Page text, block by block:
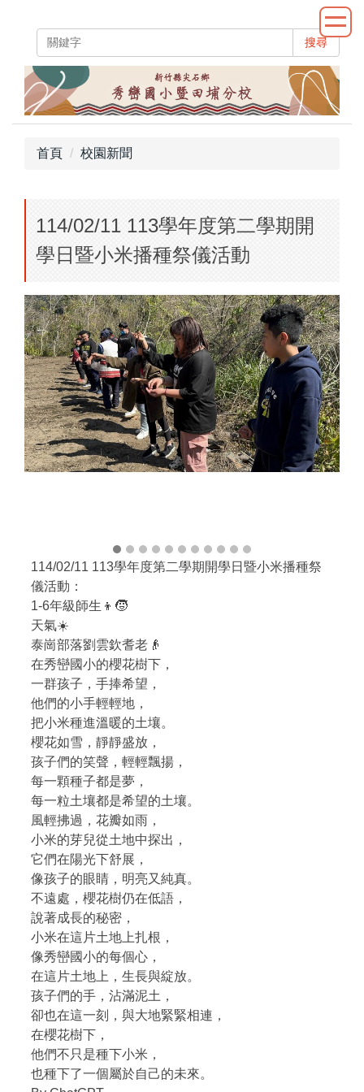
搜尋
首頁 校園新聞
114/02/11 113學年度第二學期開
學日暨小米播種祭儀活動
114/02/11 113學年度第二學期開學日暨小米播種祭
儀活動：
1-6年級師生👦🧒
天氣☀️
泰崗部落劉雲欽耆老👴
在秀巒國小的櫻花樹下，
一群孩子，手捧希望，
他們的小手輕輕地，
把小米種進溫暖的土壤。
櫻花如雪，靜靜盛放，
孩子們的笑聲，輕輕飄揚，
每一顆種子都是夢，
每一粒土壤都是希望的土壤。
風輕拂過，花瓣如雨，
小米的芽兒從土地中探出，
它們在陽光下舒展，
像孩子的眼睛，明亮又純真。
不遠處，櫻花樹仍在低語，
說著成長的秘密，
小米在這片土地上扎根，
像秀巒國小的每個心，
在這片土地上，生長與綻放。
孩子們的手，沾滿泥土，
卻也在這一刻，與大地緊緊相連，
在櫻花樹下，
他們不只是種下小米，
也種下了一個屬於自己的未來。